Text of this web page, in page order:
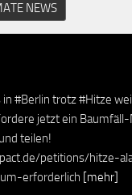
NEWS
in #Berlin trotz #Hitze
jetzt ein
und teilen!
petitions/hitze-
erforderlich [mehr]